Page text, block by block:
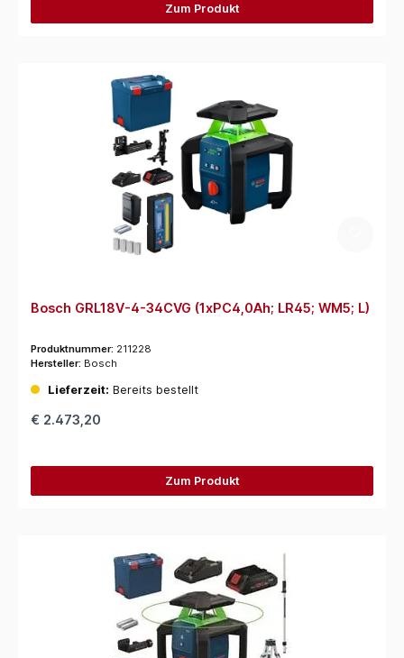
Zum Produkt
Bosch GRL18V-4-34CVG (1xPC4,0Ah; LR45; WM5; L)
Produktnummer: 211228
Hersteller: Bosch
Lieferzeit: Bereits bestellt
€ 2.473,20
Zum Produkt